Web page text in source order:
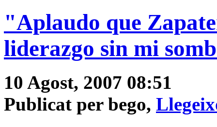
"Aplaudo que
liderazgo sin mi
10 Agost, 2007 08:51
Publicat per bego,